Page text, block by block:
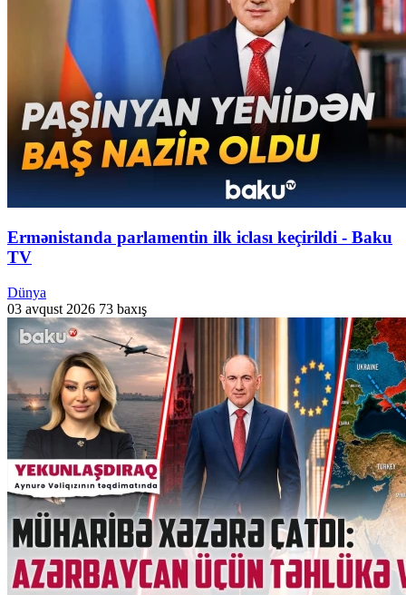
Ermənistanda parlamentin ilk iclası keçirildi - Baku
TV
Dünya
03 avqust 2026 73 baxış